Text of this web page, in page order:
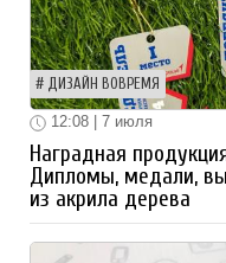
ДИЗАЙН ВОВРЕМЯ
12:08 | 7 июля
Наградная
Дипломы, медали,
из акрила дерева